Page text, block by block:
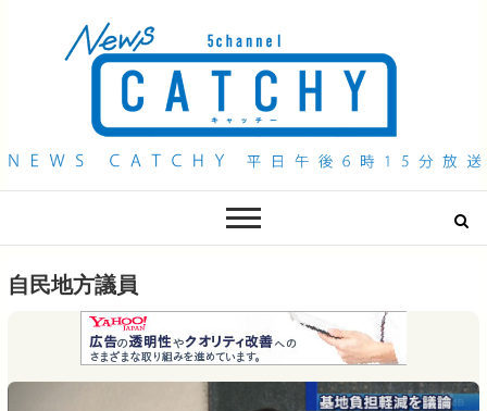
QAB NEWS Headline
自民地方議員